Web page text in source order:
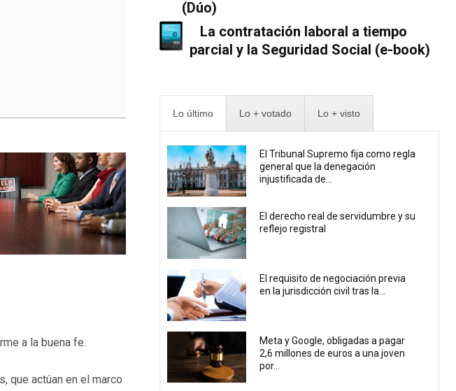
a la buena fe.
que actúan en el marco
(Dúo)
La contratación laboral a tiempo
parcial y la Seguridad Social (e-book)
Lo último Lo + votado Lo + visto
El Tribunal Supremo fija como regla
general que la denegación
injustificada de...
El derecho real de servidumbre y su
reflejo registral
El requisito de negociación previa
en la jurisdicción civil tras la...
Meta y Google, obligadas a pagar
2,6 millones de euros a una joven
por...